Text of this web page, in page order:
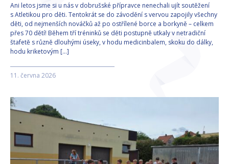
Ani letos jsme si u nás v dobrušské přípravce nenechali ujít soutěžení
s Atletikou pro děti. Tentokrát se do závodění s vervou zapojily všechny
děti, od nejmenších nováčků až po ostřílené borce a borkyně – celkem
přes 70 dětí! Během tří tréninků se děti postupně utkaly v netradiční
štafetě s různě dlouhými úseky, v hodu medicinbalem, skoku do dálky,
hodu kriketovým […]
11. června 2026